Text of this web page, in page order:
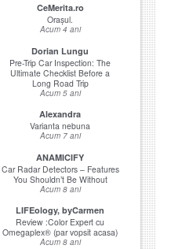
CeMerita.ro
Orașul.
Acum 4 ani
Dorian Lungu
Pre-Trip Car Inspection: The
Ultimate Checklist Before a
Long Road Trip
Acum 5 ani
Alexandra
Varianta nebuna
Acum 7 ani
ANAMICIFY
Car Radar Detectors – Features
You Shouldn’t Be Without
Acum 8 ani
LIFEology, byCarmen
Review :Color Expert cu
Omegaplex® (par vopsit acasa)
Acum 8 ani